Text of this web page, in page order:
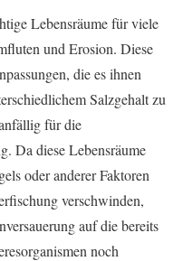
Lebensräume für viele
und Erosion. Diese
die es ihnen
Salzgehalt zu
für die
Da diese Lebensräume
oder anderer Faktoren
verschwinden,
auf die bereits
noch